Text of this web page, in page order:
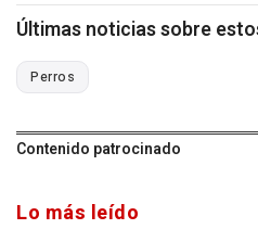
Últimas noticias sobre
Perros
Contenido patrocinado
Lo más leído